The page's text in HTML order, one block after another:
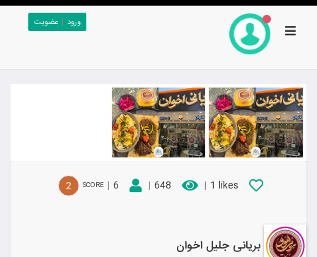
ورود | عضویت
1 likes
|
648
|
6
|
SCORE
2
بریانی جلیل اخوان